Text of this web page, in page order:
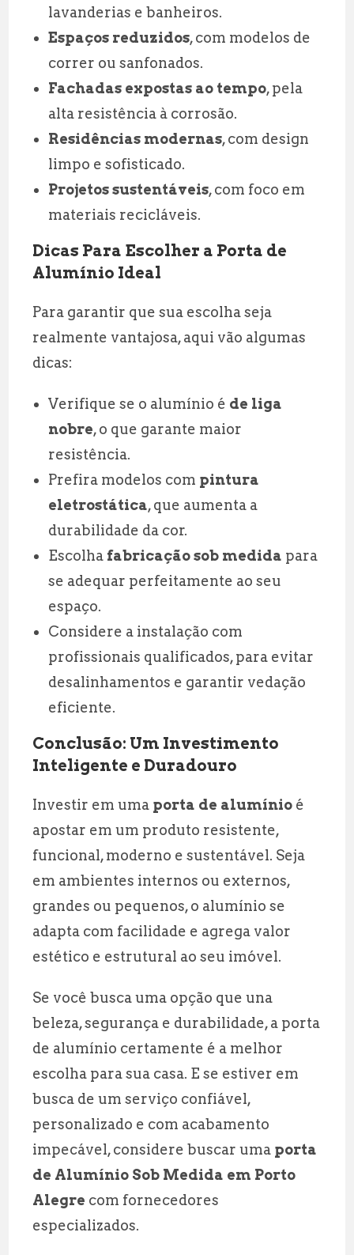
lavanderias e banheiros.
Espaços reduzidos, com modelos de
correr ou sanfonados.
Fachadas expostas ao tempo, pela
alta resistência à corrosão.
Residências modernas, com design
limpo e sofisticado.
Projetos sustentáveis, com foco em
materiais recicláveis.
Dicas Para Escolher a Porta de
Alumínio Ideal
Para garantir que sua escolha seja
realmente vantajosa, aqui vão algumas
dicas:
Verifique se o alumínio é de liga
nobre, o que garante maior
resistência.
Prefira modelos com pintura
eletrostática, que aumenta a
durabilidade da cor.
Escolha fabricação sob medida para
se adequar perfeitamente ao seu
espaço.
Considere a instalação com
profissionais qualificados, para evitar
desalinhamentos e garantir vedação
eficiente.
Conclusão: Um Investimento
Inteligente e Duradouro
Investir em uma porta de alumínio é
apostar em um produto resistente,
funcional, moderno e sustentável. Seja
em ambientes internos ou externos,
grandes ou pequenos, o alumínio se
adapta com facilidade e agrega valor
estético e estrutural ao seu imóvel.
Se você busca uma opção que una
beleza, segurança e durabilidade, a porta
de alumínio certamente é a melhor
escolha para sua casa. E se estiver em
busca de um serviço confiável,
personalizado e com acabamento
impecável, considere buscar uma porta
de Alumínio Sob Medida em Porto
Alegre com fornecedores
especializados.